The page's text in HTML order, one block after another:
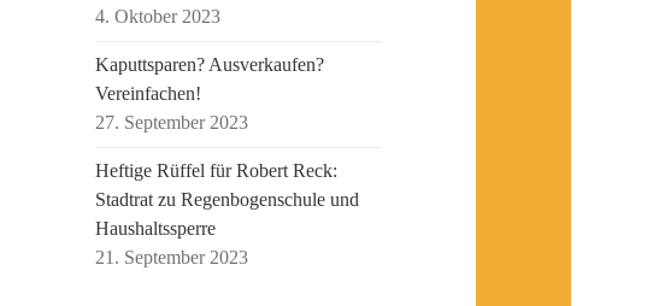
4. Oktober 2023
Kaputtsparen? Ausverkaufen?
Vereinfachen!
27. September 2023
Heftige Rüffel für Robert Reck:
Stadtrat zu Regenbogenschule und
Haushaltssperre
21. September 2023